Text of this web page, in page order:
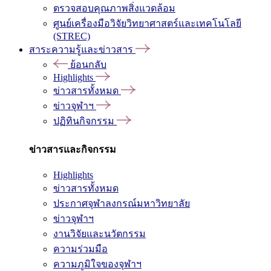
ตรวจสอบคุณภาพสิ่งแวดล้อม
ศูนย์เครื่องมือวิจัยวิทยาศาสตร์และเทคโนโลยี
(STREC)
สาระความรู้และข่าวสาร
ย้อนกลับ
Highlights
ข่าวสารทั้งหมด
ข่าวจุฬาฯ
ปฏิทินกิจกรรม
ข่าวสารและกิจกรรม
Highlights
ข่าวสารทั้งหมด
ประกาศจุฬาลงกรณ์มหาวิทยาลัย
ข่าวจุฬาฯ
งานวิจัยและนวัตกรรม
ความร่วมมือ
ความภูมิใจของจุฬาฯ